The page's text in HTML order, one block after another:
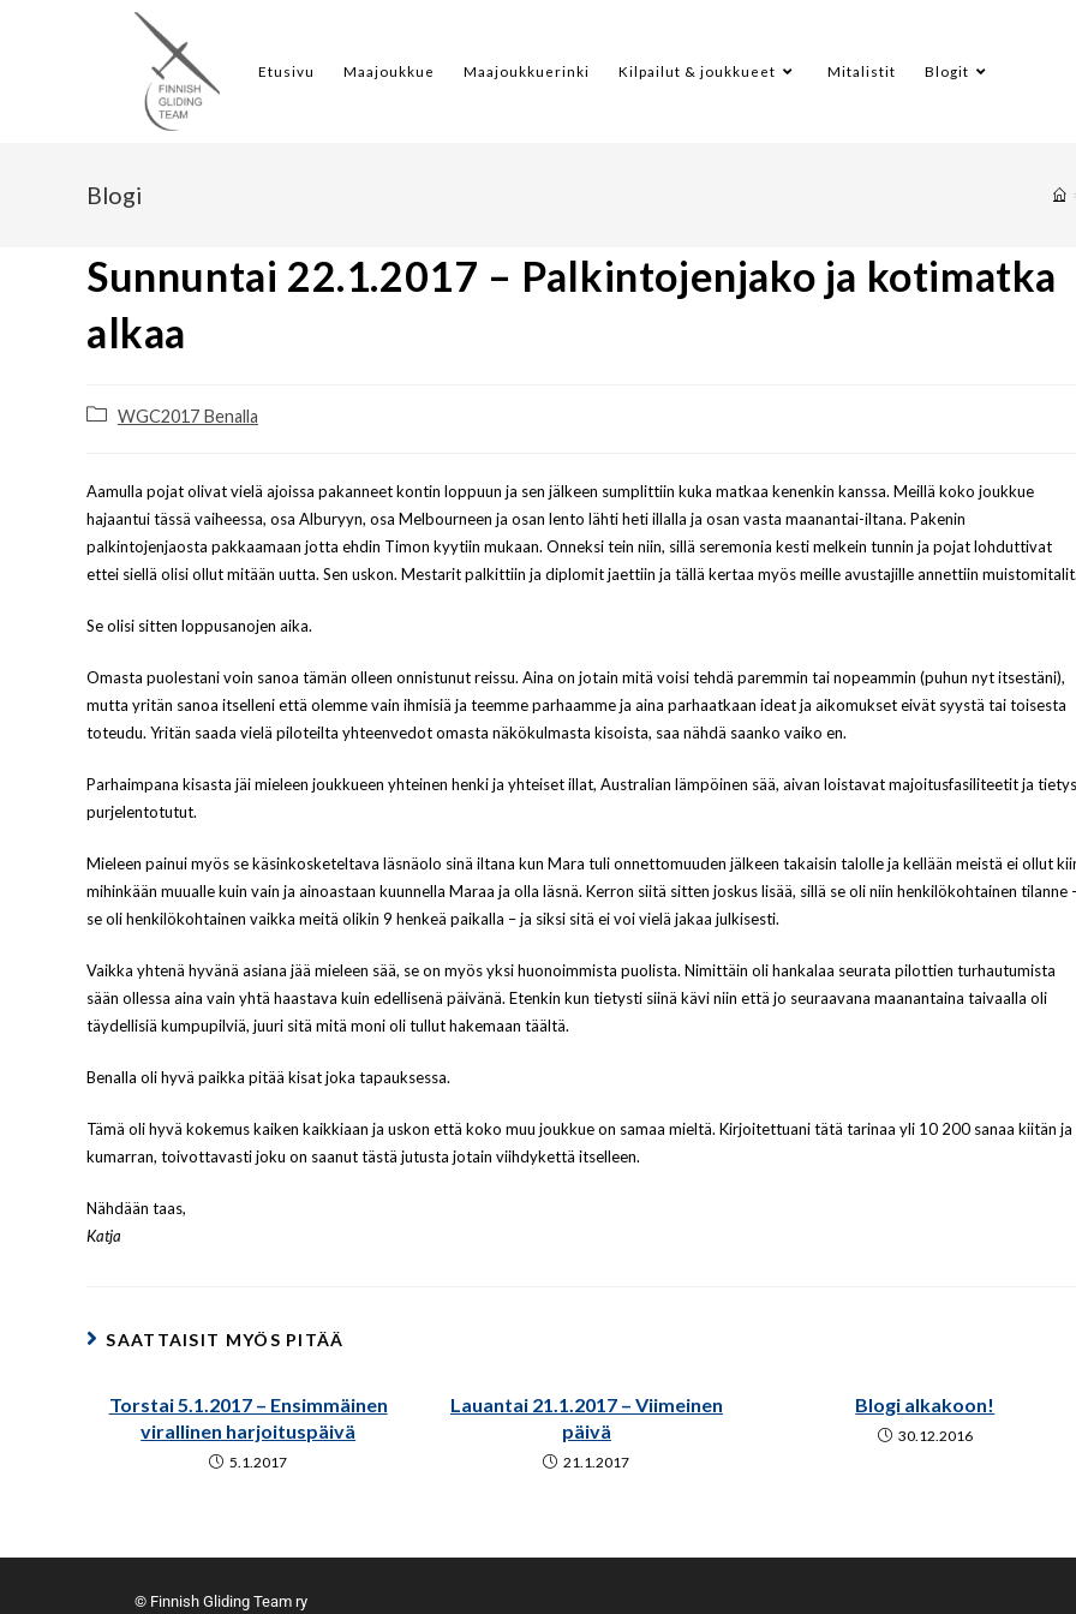
Etusivu Maajoukkue Maajoukkuerinki Kilpailut & joukkueet Mitalistit Blogit
Blogi
Sunnuntai 22.1.2017 – Palkintojenjako ja kotimatka
alkaa
WGC2017 Benalla
Aamulla pojat olivat vielä ajoissa pakanneet kontin loppuun ja sen jälkeen sumplittiin kuka matkaa kenenkin kanssa. Meillä koko joukkue
hajaantui tässä vaiheessa, osa Alburyyn, osa Melbourneen ja osan lento lähti heti illalla ja osan vasta maanantai-iltana. Pakenin
palkintojenjaosta pakkaamaan jotta ehdin Timon kyytiin mukaan. Onneksi tein niin, sillä seremonia kesti melkein tunnin ja pojat lohduttivat
ettei siellä olisi ollut mitään uutta. Sen uskon. Mestarit palkittiin ja diplomit jaettiin ja tällä kertaa myös meille avustajille annettiin muistomitalit.
Se olisi sitten loppusanojen aika.
Omasta puolestani voin sanoa tämän olleen onnistunut reissu. Aina on jotain mitä voisi tehdä paremmin tai nopeammin (puhun nyt itsestäni),
mutta yritän sanoa itselleni että olemme vain ihmisiä ja teemme parhaamme ja aina parhaatkaan ideat ja aikomukset eivät syystä tai toisesta
toteudu. Yritän saada vielä piloteilta yhteenvedot omasta näkökulmasta kisoista, saa nähdä saanko vaiko en.
Parhaimpana kisasta jäi mieleen joukkueen yhteinen henki ja yhteiset illat, Australian lämpöinen sää, aivan loistavat majoitusfasiliteetit ja
purjelentotutut.
Mieleen painui myös se käsinkosketeltava läsnäolo sinä iltana kun Mara tuli onnettomuuden jälkeen takaisin talolle ja kellään meistä ei ollut
mihinkään muualle kuin vain ja ainoastaan kuunnella Maraa ja olla läsnä. Kerron siitä sitten joskus lisää, sillä se oli niin henkilökohtainen tilanne
se oli henkilökohtainen vaikka meitä olikin 9 henkeä paikalla – ja siksi sitä ei voi vielä jakaa julkisesti.
Vaikka yhtenä hyvänä asiana jää mieleen sää, se on myös yksi huonoimmista puolista. Nimittäin oli hankalaa seurata pilottien turhautumista
sään ollessa aina vain yhtä haastava kuin edellisenä päivänä. Etenkin kun tietysti siinä kävi niin että jo seuraavana maanantaina taivaalla oli
täydellisiä kumpupilviä, juuri sitä mitä moni oli tullut hakemaan täältä.
Benalla oli hyvä paikka pitää kisat joka tapauksessa.
Tämä oli hyvä kokemus kaiken kaikkiaan ja uskon että koko muu joukkue on samaa mieltä. Kirjoitettuani tätä tarinaa yli 10 200 sanaa kiitän ja
kumarran, toivottavasti joku on saanut tästä jutusta jotain viihdykettä itselleen.
Nähdään taas,
Katja
SAATTAISIT MYÖS PITÄÄ
Torstai 5.1.2017 – Ensimmäinen
virallinen harjoituspäivä
5.1.2017
Lauantai 21.1.2017 – Viimeinen
päivä
21.1.2017
Blogi alkakoon!
30.12.2016
© Finnish Gliding Team ry